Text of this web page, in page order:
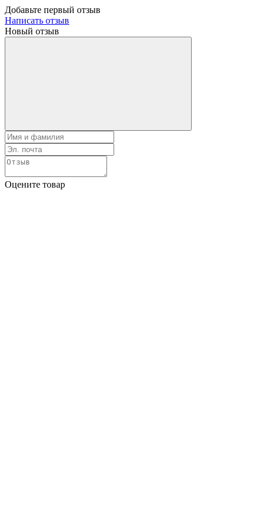
Добавьте первый отзыв
Написать отзыв
Новый отзыв
Оцените товар